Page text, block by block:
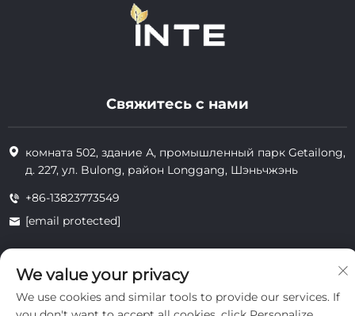
Свяжитесь с нами
комната 502, здание А, промышленный парк Getailong,
д. 227, ул. Bulong, район Longgang, Шэньчжэнь
+86-13823773549
[email protected]
Все права защищены © 2025 Inte Cosmetics (Shenzhen) Co., Ltd.
конфиденциальность
We value your privacy
We use cookies and similar tools to provide our services. If